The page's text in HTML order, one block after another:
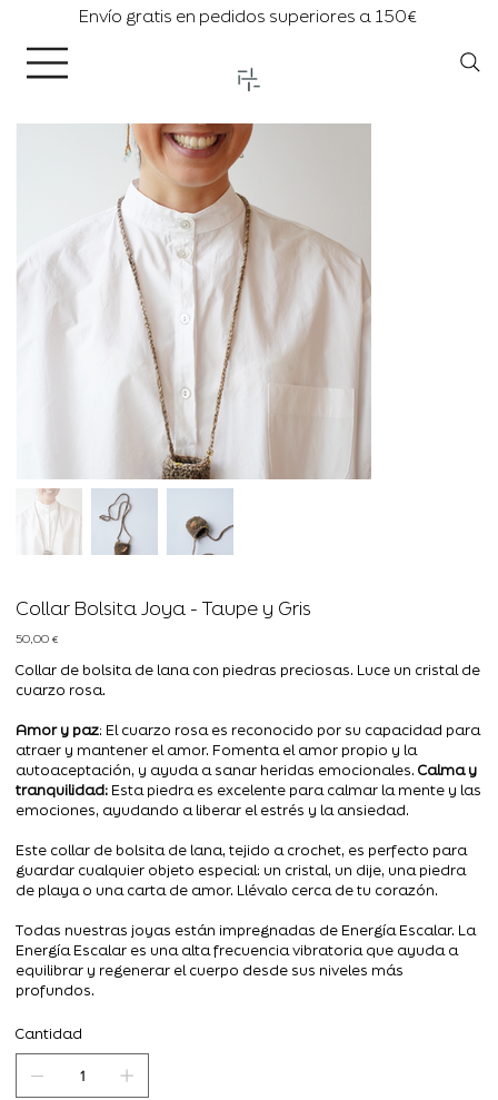
Envío gratis en pedidos superiores a 150€
Collar Bolsita Joya - Taupe y Gris
Precio
50,00 €
Collar de bolsita de lana con piedras preciosas. Luce un cristal de
cuarzo rosa.
Amor y paz: El cuarzo rosa es reconocido por su capacidad para
atraer y mantener el amor. Fomenta el amor propio y la
autoaceptación, y ayuda a sanar heridas emocionales. Calma y
tranquilidad: Esta piedra es excelente para calmar la mente y las
emociones, ayudando a liberar el estrés y la ansiedad.
Este collar de bolsita de lana, tejido a crochet, es perfecto para
guardar cualquier objeto especial: un cristal, un dije, una piedra
de playa o una carta de amor. Llévalo cerca de tu corazón.
Todas nuestras joyas están impregnadas de Energía Escalar. La
Energía Escalar es una alta frecuencia vibratoria que ayuda a
equilibrar y regenerar el cuerpo desde sus niveles más
profundos.
Cantidad